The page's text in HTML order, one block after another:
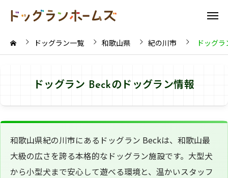
ドッグラン一覧 和歌山県 紀の川市 ドッグ
ドッグラン Beckのドッグラン情報
和歌山県紀の川市にあるドッグラン Beckは、和歌山最
大級の広さを誇る本格的なドッグラン施設です。大型犬
から小型犬まで安心して遊べる環境と、温かいスタッフ